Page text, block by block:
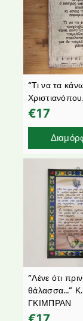
“Τι να τα
€17
“Λένε ότι
θάλασσα…” Κ.
ΓΚΙΜΠΡΑΝ